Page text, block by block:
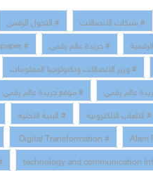
# شبكات الاتصالات # التحول الرقمي
# جريدة عالم رقمي
# Alam Rakamy Newspaper
# وزير الاتصالات وتكنولوجيا المعلومات
عالم رقمي
# موقع جريدة عالم رقمي
# الالعاب الالكترونية # البنية التحتية
# Digital Transformation